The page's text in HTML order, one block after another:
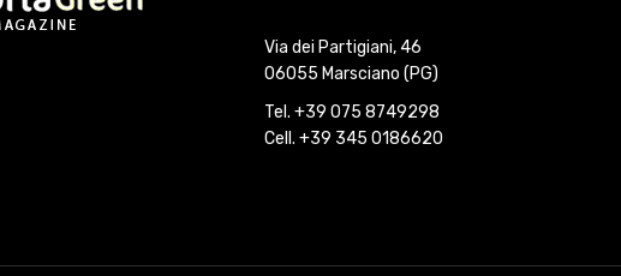
Via dei Partigiani, 46
06055 Marsciano (PG)
Tel. +39 075 8749298
Cell. +39 345 0186620